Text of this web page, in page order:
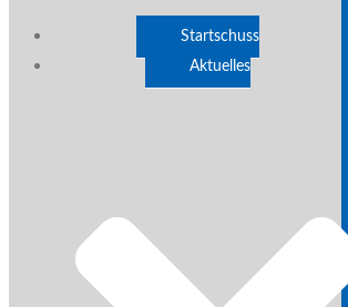
Startschuss
Aktuelles